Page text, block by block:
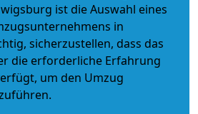
ist die Auswahl eines
in
sicherzustellen, dass das
die erforderliche Erfahrung
um den Umzug